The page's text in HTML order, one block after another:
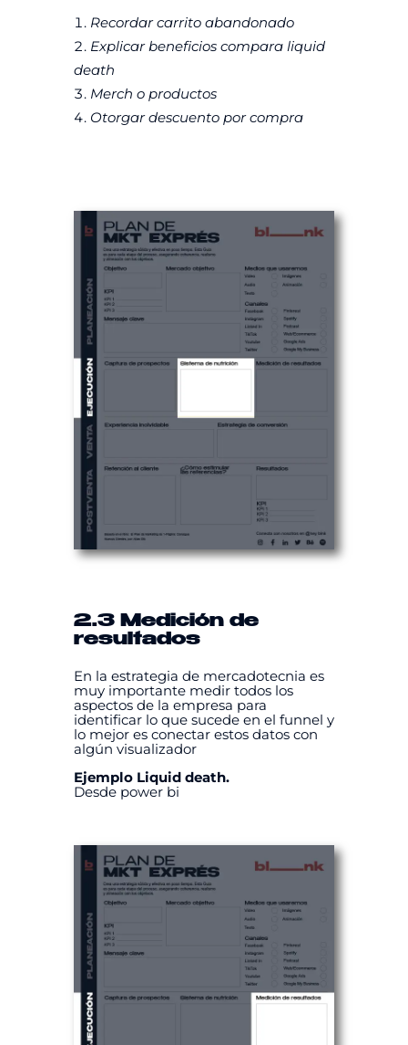
Recordar carrito abandonado
Explicar beneficios compara liquid
death
Merch o productos
Otorgar descuento por compra
2.3 Medición de
resultados
En la estrategia de mercadotecnia es
muy importante medir todos los
aspectos de la empresa para
identificar lo que sucede en el funnel y
lo mejor es conectar estos datos con
algún visualizador
Ejemplo Liquid death.
Desde power bi